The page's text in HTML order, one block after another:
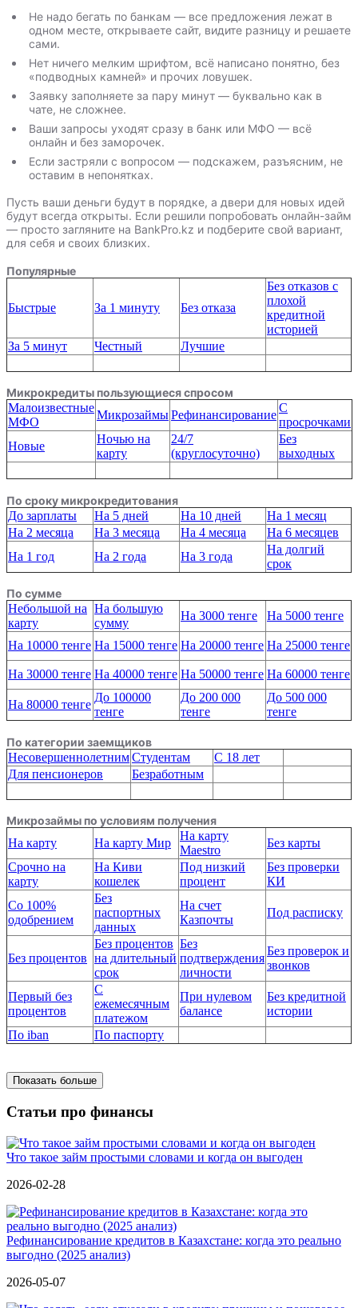
Не надо бегать по банкам — все предложения лежат в
одном месте, открываете сайт, видите разницу и решаете
сами.
Нет ничего мелким шрифтом, всё написано понятно, без
«подводных камней» и прочих ловушек.
Заявку заполняете за пару минут — буквально как в
чате, не сложнее.
Ваши запросы уходят сразу в банк или МФО — всё
онлайн и без заморочек.
Если застряли с вопросом — подскажем, разъясним, не
оставим в непонятках.
Пусть ваши деньги будут в порядке, а двери для новых идей
будут всегда открыты. Если решили попробовать онлайн-займ
— просто загляните на BankPro.kz и подберите свой вариант,
для себя и своих близких.
Популярные
Быстрые За 1 минуту Без отказа
Без отказов с
плохой
кредитной
историей
За 5 минут
Честный Лучшие
Микрокредиты пользующиеся спросом
Малоизвестные
МФО
МикрозаймыРефинансирование
С
просрочками
Новые
Ночью на
карту
24/7
(круглосуточно)
Без
выходных
По сроку микрокредитования
До зарплаты
На 5 дней На 10 дней
На 1 месяц
На 2 месяца
На 3 месяца На 4 месяца
На 6 месяцев
На 1 год
На 2 года На 3 года
На долгий
срок
По сумме
Небольшой на
карту
На большую
сумму
На 3000 тенге На 5000 тенге
На 10000 тенге На 15000 тенге На 20000 тенге На 25000 тенге
На 30000 тенге На 40000 тенге На 50000 тенге На 60000 тенге
На 80000 тенге
До 100000
тенге
До 200 000
тенге
До 500 000
тенге
По категории заемщиков
НесовершеннолетнимСтудентам
С 18 лет
Для пенсионеров
Безработным
Микрозаймы по условиям получения
На карту
На карту Мир
На карту
Maestro
Без карты
Срочно на
карту
На Киви
кошелек
Под низкий
процент
Без проверки
КИ
Со 100%
одобрением
Без
паспортных
данных
На счет
Казпочты
Под расписку
Без процентов
Без процентов
на длительный
срок
Без
подтверждения
личности
Без проверок и
звонков
Первый без
процентов
С
ежемесячным
платежом
При нулевом
балансе
Без кредитной
истории
По iban
По паспорту
Показать больше
Статьи про финансы
Что такое займ простыми словами и когда он выгоден
2026-02-28
Рефинансирование кредитов в Казахстане: когда это реально
выгодно (2025 анализ)
2026-05-07